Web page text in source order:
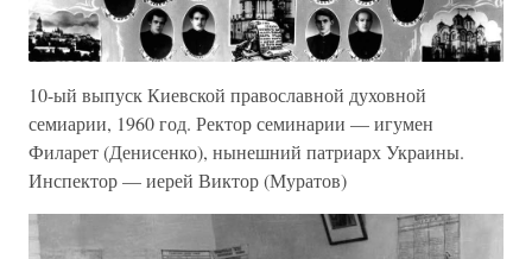
10-ый выпуск Киевской православной духовной
семиарии, 1960 год. Ректор семинарии — игумен
Филарет (Денисенко), нынешний патриарх Украины.
Инспектор — иерей Виктор (Муратов)